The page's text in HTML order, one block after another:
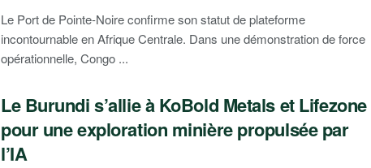
Le Port de Pointe-Noire confirme son statut de plateforme
incontournable en Afrique Centrale. Dans une démonstration de force
opérationnelle, Congo ...
Le Burundi s’allie à KoBold Metals et Lifezone
pour une exploration minière propulsée par
l’IA